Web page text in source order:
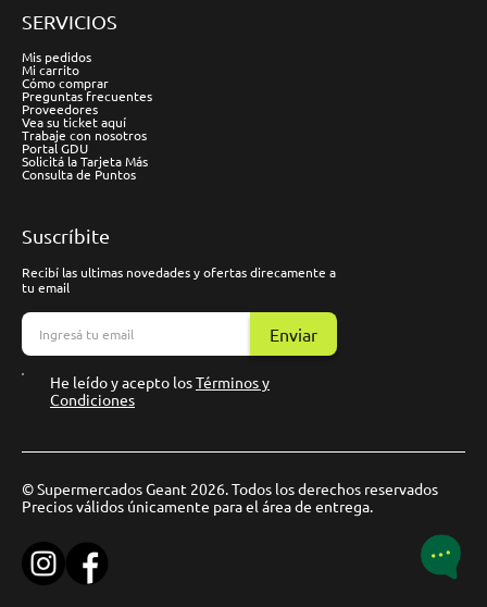
SERVICIOS
Mis pedidos
Mi carrito
Cómo comprar
Preguntas frecuentes
Proveedores
Vea su ticket aquí
Trabaje con nosotros
Portal GDU
Solicitá la Tarjeta Más
Consulta de Puntos
Suscríbite
Recibí las ultimas novedades y ofertas direcamente a
tu email
Enviar
He leído y acepto losTérminos y
Condiciones
© Supermercados Geant 2026. Todos los derechos reservados
Precios válidos únicamente para el área de entrega.